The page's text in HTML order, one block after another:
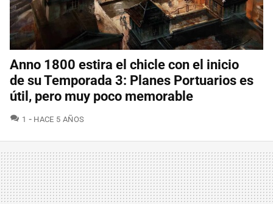
Anno 1800 estira el chicle con el inicio
de su Temporada 3: Planes Portuarios es
útil, pero muy poco memorable
1 COMENTARIOS
HACE 5 AÑOS